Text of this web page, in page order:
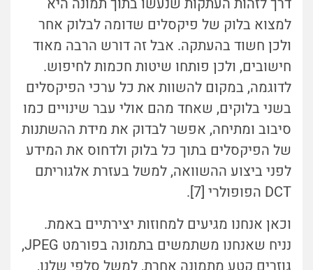
למצוא בלוק של פיקסלים שדומה לבלוק אחר
ולכן חשוד בהעתקה. אבל זה דורש הרבה מאוד
חישובים, ולכן פותחו שיטות חכמות לחיפוש.
לדוגמה, במקום להשוות את כל ערכי הפיקסלים
בשני בלוקים, שאחד מהם אולי עבר שינויים כמו
סיבוב ומתיחה, אפשר לבדוק את מידת ההשתנות
של הפיקסלים בתוך כל בלוק ולדחוס את המידע
לפני ביצוע ההשוואה, למשל בעזרת אלגוריתם
DCT הפופולרי [7].
וכאן אנחנו מגיעים למחוזות יצירתיים באמת.
נניח שאנחנו משתמשים בתמונה בפורמט JPEG,